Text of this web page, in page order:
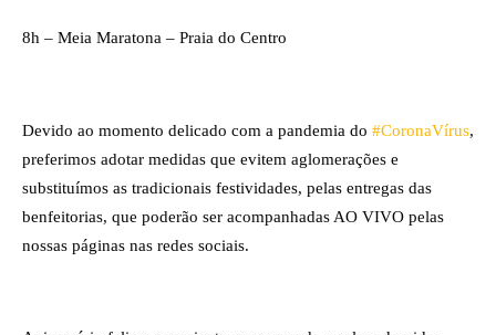
8h – Meia Maratona – Praia do Centro
Devido ao momento delicado com a pandemia do #CoronaVírus,
preferimos adotar medidas que evitem aglomerações e
substituímos as tradicionais festividades, pelas entregas das
benfeitorias, que poderão ser acompanhadas AO VIVO pelas
nossas páginas nas redes sociais.